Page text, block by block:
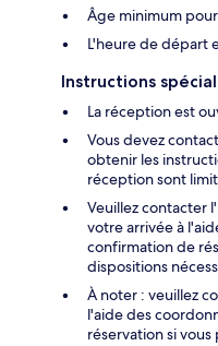
Âge minimum
L'heure de départ
Instructions
La réception est
Vous devez
obtenir les
réception sont
Veuillez contacter
votre arrivée à
confirmation de
dispositions
À noter : veuillez
l'aide des
réservation si